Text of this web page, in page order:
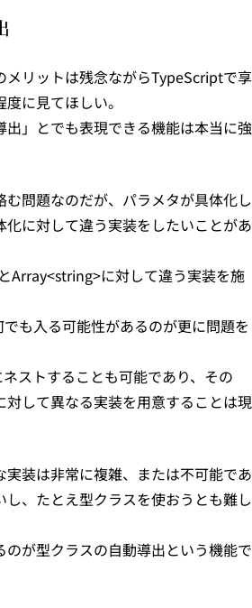
メリットは残念ながらTypeScriptで享
に見てほしい。
出」とでも表現できる機能は本当に強
む問題なのだが、パラメタが具体化し
化に対して違う実装をしたいことがあ
Array<string>に対して違う実装を施
も入る可能性があるのが更に問題を
ストすることも可能であり、その
して異なる実装を用意することは現
装は非常に複雑、または不可能であ
し、たとえ型クラスを使おうとも難し
のが型クラスの自動導出という機能で